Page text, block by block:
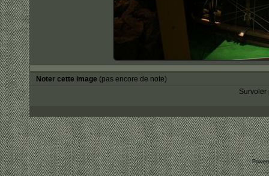
Noter cette image (pas encore de note)
Survoler